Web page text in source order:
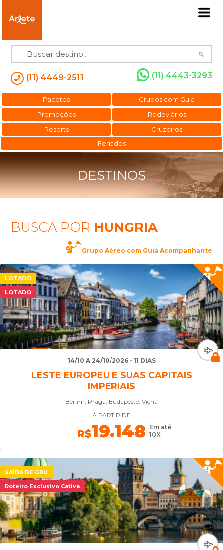
(11) 4449-2511 (11) 4443-3293
Pacotes
Grupos com Guia
Promoções
Rodoviários
Resorts
Cruzeiros
Feriados
DESTINOS
BUSCA POR HUNGRIA
Grupo Aéreo com Guia Acompanhante
LOTADO
LOTADO
14/10 A 24/10/2026 - 11 DIAS
LESTE EUROPEU E SUAS CAPITAIS
IMPERIAIS
Berlim, Praga, Budapeste, Viena
A PARTIR DE
R$19.148 Em até
10X
SAÍDA DE GRU
Roteiro Exclusivo Cativa